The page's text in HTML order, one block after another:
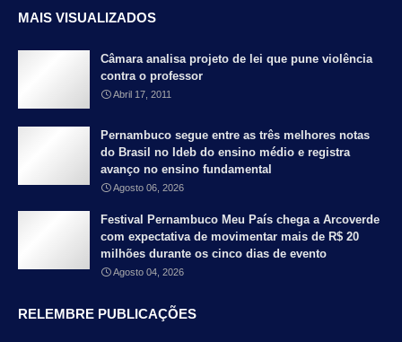
MAIS VISUALIZADOS
Câmara analisa projeto de lei que pune violência
contra o professor
Abril 17, 2011
Pernambuco segue entre as três melhores notas
do Brasil no Ideb do ensino médio e registra
avanço no ensino fundamental
Agosto 06, 2026
Festival Pernambuco Meu País chega a Arcoverde
com expectativa de movimentar mais de R$ 20
milhões durante os cinco dias de evento
Agosto 04, 2026
RELEMBRE PUBLICAÇÕES